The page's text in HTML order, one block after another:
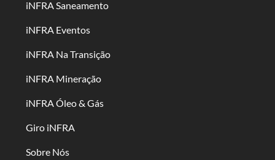
iNFRA Saneamento
iNFRA Eventos
iNFRA Na Transição
iNFRA Mineração
iNFRA Óleo & Gás
Giro iNFRA
Sobre Nós